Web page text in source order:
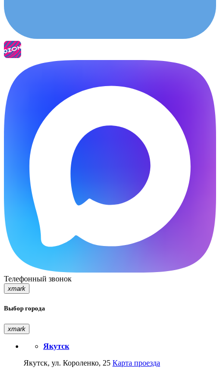
Телефонный звонок
xmark
Выбор города
xmark
Якутск
Якутск, ул. Короленко, 25 Карта проезда